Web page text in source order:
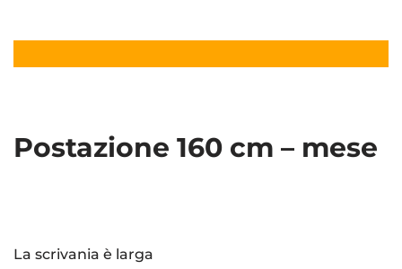
Postazione 160 cm – mese
La scrivania è larga